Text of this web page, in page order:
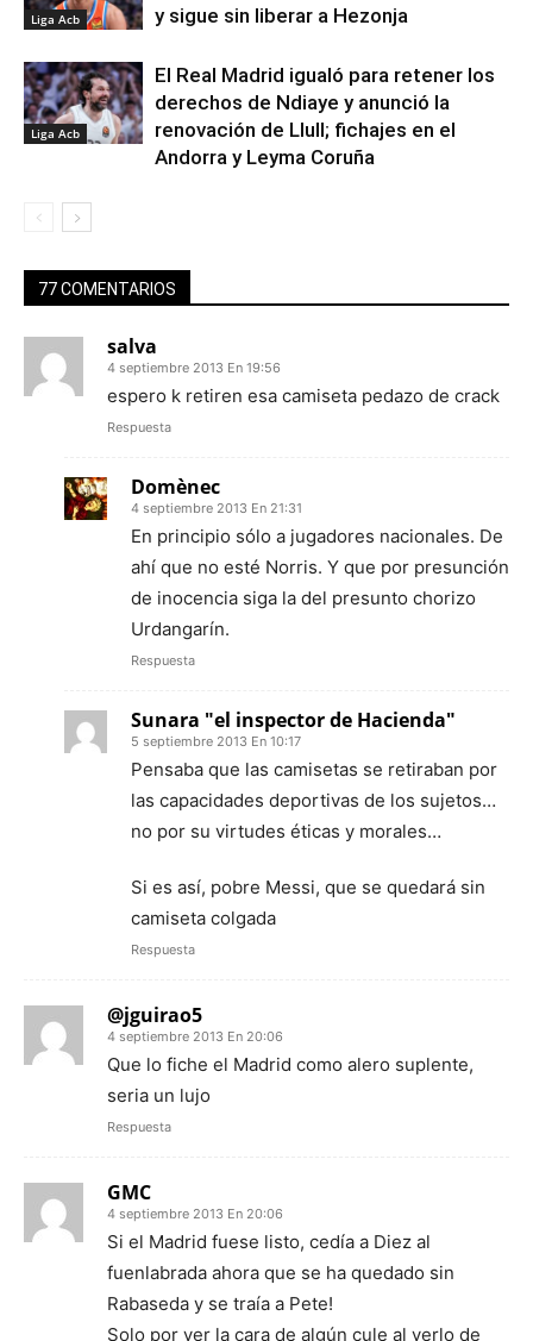
Liga Acb
y sigue sin liberar a Hezonja
Liga Acb
El Real Madrid igualó para retener los
derechos de Ndiaye y anunció la
renovación de Llull; fichajes en el
Andorra y Leyma Coruña
77 COMENTARIOS
salva
4 septiembre 2013 En 19:56
espero k retiren esa camiseta pedazo de crack
Respuesta
Domènec
4 septiembre 2013 En 21:31
En principio sólo a jugadores nacionales. De
ahí que no esté Norris. Y que por presunción
de inocencia siga la del presunto chorizo
Urdangarín.
Respuesta
Sunara "el inspector de Hacienda"
5 septiembre 2013 En 10:17
Pensaba que las camisetas se retiraban por
las capacidades deportivas de los sujetos…
no por su virtudes éticas y morales…
Si es así, pobre Messi, que se quedará sin
camiseta colgada
Respuesta
@jguirao5
4 septiembre 2013 En 20:06
Que lo fiche el Madrid como alero suplente,
seria un lujo
Respuesta
GMC
4 septiembre 2013 En 20:06
Si el Madrid fuese listo, cedía a Diez al
fuenlabrada ahora que se ha quedado sin
Rabaseda y se traía a Pete!
Solo por ver la cara de algún cule al verlo de